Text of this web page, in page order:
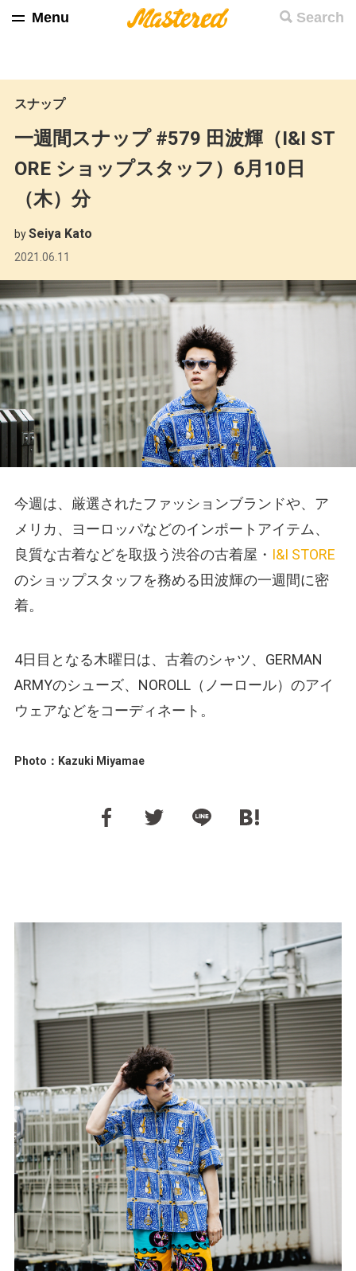
Search
Menu
スナップ
一週間スナップ #579 田波輝（I&I ST
ORE ショップスタッフ）6月10日
（木）分
bySeiya Kato
2021.06.11
今週は、厳選されたファッションブランドや、ア
メリカ、ヨーロッパなどのインポートアイテム、
良質な古着などを取扱う渋谷の古着屋・ I&I STORE
のショップスタッフを務める田波輝の一週間に密
着。
4日目となる木曜日は、古着のシャツ、GERMAN
ARMYのシューズ、NOROLL（ノーロール）のアイ
ウェアなどをコーディネート。
Photo：Kazuki Miyamae